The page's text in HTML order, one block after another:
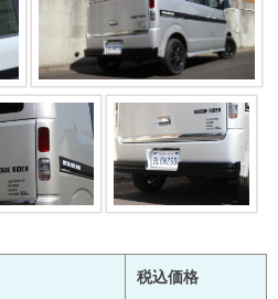
税込価格